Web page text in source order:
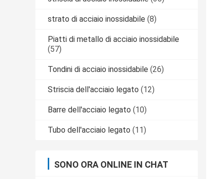
strato di acciaio inossidabile (8)
Piatti di metallo di acciaio inossidabile
(57)
Tondini di acciaio inossidabile (26)
Striscia dell'acciaio legato (12)
Barre dell'acciaio legato (10)
Tubo dell'acciaio legato (11)
SONO ORA ONLINE IN CHAT